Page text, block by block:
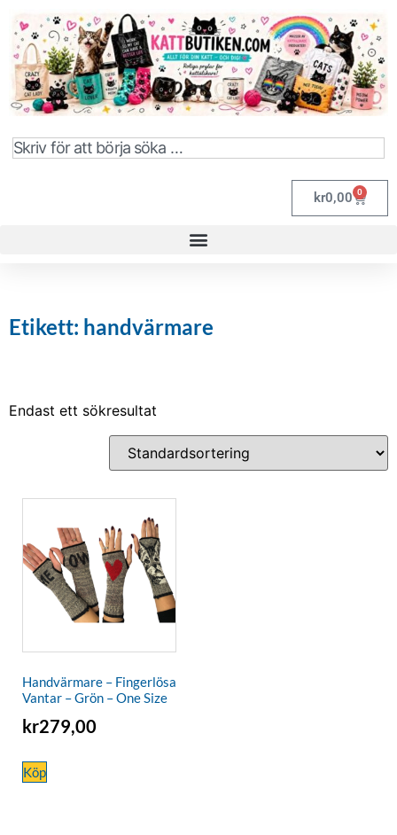
kr0,00 0
Etikett: handvärmare
Endast ett sökresultat
Handvärmare – Fingerlösa
Vantar – Grön – One Size
kr279,00
Köp